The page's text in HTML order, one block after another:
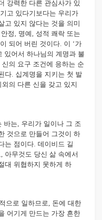
강력한 다른 관심사가 있
고 있다기보다는 우리가
고 있지 않다는 것을 의미
정, 명예, 성적 쾌락 또는
되어 버린 것이다. 이 ‘가
있어서 하나님의 계명과 불
의 요구 조건에 응하는 순
다. 십계명을 지키는 첫 발
의 다른 신을 갖고 있지
는, 우리가 일이나 그 조
것으로 만들어 그것이 하
는 점이다. 데이비드 길
아무것도 당신 삶 속에서
대 위협하지 못하게 하
으로 일하므로, 돈에 대한
어기게 만드는 가장 흔한